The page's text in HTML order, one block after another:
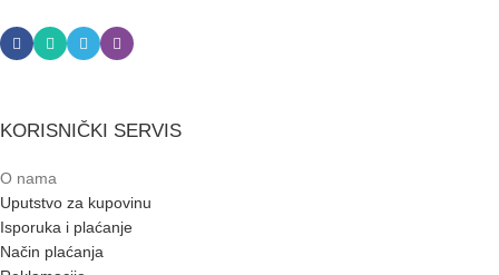
KORISNIČKI SERVIS
O nama
Uputstvo za kupovinu
Isporuka i plaćanje
Način plaćanja